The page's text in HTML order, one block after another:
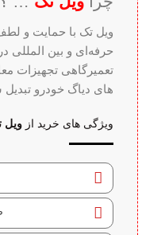
ویل تک با حمایت و
حرفه‌ای و بین‌ المللی
تعمیرگاهی تجهیزات
های دیاگ خودرو
ویژگی های خرید از ویل